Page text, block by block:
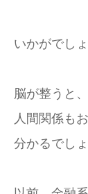
いかがでし
脳が整うと
人間関係も
分かるでし